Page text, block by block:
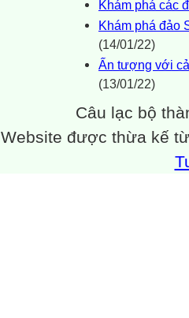
Khám phá các
Khám phá đảo
(14/01/22)
Ấn tượng với
(13/01/22)
Câu lạc bộ
Website được thừa kế